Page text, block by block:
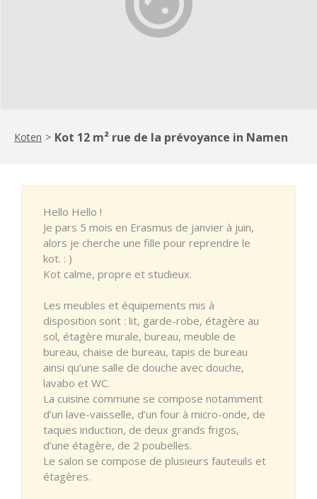
Koten > Kot 12 m² rue de la prévoyance in Namen
Hello Hello !
Je pars 5 mois en Erasmus de janvier à juin,
alors je cherche une fille pour reprendre le
kot. : )
Kot calme, propre et studieux.
Les meubles et équipements mis à
disposition sont : lit, garde-robe, étagère au
sol, étagère murale, bureau, meuble de
bureau, chaise de bureau, tapis de bureau
ainsi qu’une salle de douche avec douche,
lavabo et WC.
La cuisine commune se compose notamment
d’un lave-vaisselle, d’un four à micro-onde, de
taques induction, de deux grands frigos,
d’une étagère, de 2 poubelles.
Le salon se compose de plusieurs fauteuils et
étagères.